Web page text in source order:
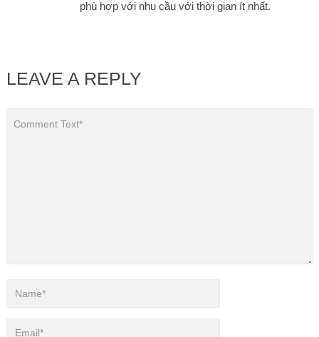
phù hợp với nhu cầu với thời gian ít nhất.
LEAVE A REPLY